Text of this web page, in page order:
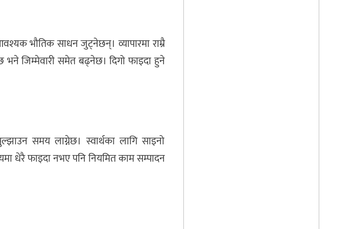
भौतिक साधन जुट्नेछन्। व्यापारमा राम्रै
भने जिम्मेवारी समेत बढ्नेछ। दिगो फाइदा हुने
समय लाग्नेछ। स्वार्थका लागि साइनो
धेरै फाइदा नभए पनि नियमित काम सम्पादन